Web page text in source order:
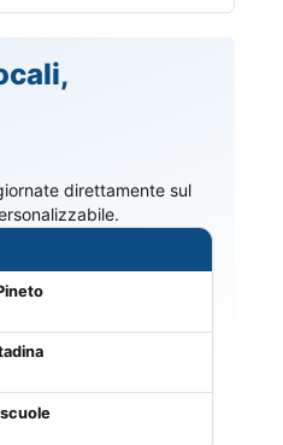
direttamente sul